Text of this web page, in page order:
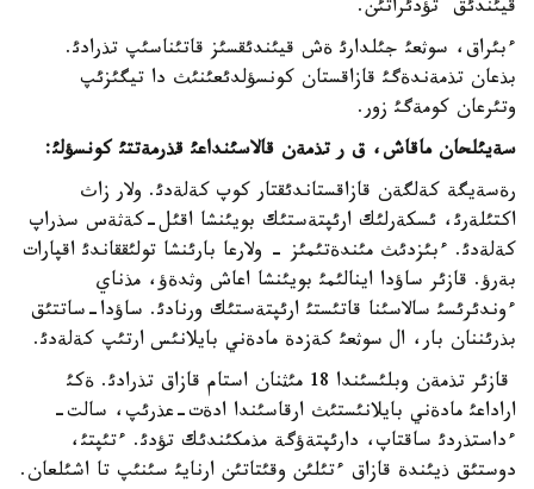
قيئندئق تؤدئراتئن.
ءبئراق، سوثعئ جئلدارئ ةش قيئندئقسئز قاتئناسئپ تذرادئ.
بذعان تذمةندةگئ قازاقستان كونسؤلدئعئنئث دا تيگئزئپ
وتئرعان كومةگئ زور.
سةيئلحان ماقاش، ق ر تذمةن قالاسئنداعئ قذرمةتتئ كونسؤلئ:
رةسةيگة كةلگةن قازاقستاندئقتار كوپ كةلةدئ. ولار زاث
اكتئلةرئ، ئسكةرلئك ارئپتةستئك بويئنشا اقئل-كةثةس سذراپ
كةلةدئ. ءبئزدئث مئندةتئمئز - ولارعا بارئنشا تولئققاندئ اقپارات
بةرؤ. قازئر ساؤدا اينالئمئ بويئنشا اعاش وثدةؤ، مذناي
ءوندئرئسئ سالاسئنا قاتئستئ ارئپتةستئك ورنادئ. ساؤدا-ساتتئق
بذرئننان بار، ال سوثعئ كةزدة مادةني بايلانئس ارتئپ كةلةدئ.
قازئر تذمةن وبلئسئندا 18 مئثنان استام قازاق تذرادئ. ةكئ
اراداعئ مادةني بايلانئستئث ارقاسئندا ادةت-عذرئپ، سالت-
ءداستذردئ ساقتاپ، دارئپتةؤگة مذمكئندئك تؤدئ. ءتئپتئ،
دوستئق ذيئندة قازاق ءتئلئن وقئتاتئن ارنايئ سئنئپ تا اشئلعان.